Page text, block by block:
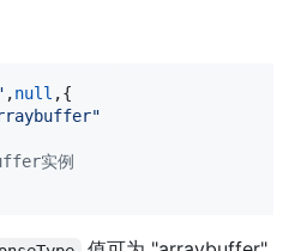
,null ,{
实例